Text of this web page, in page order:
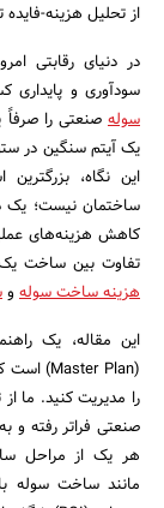
از تحلیل هزینه-
در دنیای رقابتی
سودآوری و پایداری
سوله صنعتی را صرفاً
یک آیتم سنگین در
این نگاه،
ساختمان نیست؛ یک
کاهش هزینه‌های
تفاوت بین ساخت یک
هزینه ساخت سولهو
این مقاله، یک
را مدیریت کنید. ما
صنعتی فراتر رفته
هر یک از مراحل
مانند ساخت سوله